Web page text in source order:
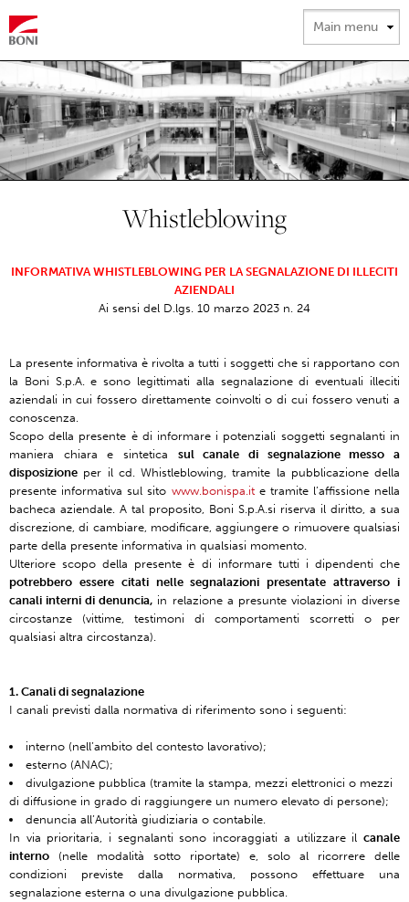
Whistleblowing
INFORMATIVA WHISTLEBLOWING PER LA SEGNALAZIONE DI ILLECITI
AZIENDALI
Ai sensi del D.lgs. 10 marzo 2023 n. 24
La presente informativa è rivolta a tutti i soggetti che si rapportano con
la Boni S.p.A. e sono legittimati alla segnalazione di eventuali illeciti
aziendali in cui fossero direttamente coinvolti o di cui fossero venuti a
conoscenza.
Scopo della presente è di informare i potenziali soggetti segnalanti in
maniera chiara e sintetica sul canale di segnalazione messo a
disposizione per il cd. Whistleblowing, tramite la pubblicazione della
presente informativa sul sito www.bonispa.ite tramite l’affissione nella
bacheca aziendale. A tal proposito, Boni S.p.A.si riserva il diritto, a sua
discrezione, di cambiare, modificare, aggiungere o rimuovere qualsiasi
parte della presente informativa in qualsiasi momento.
Ulteriore scopo della presente è di informare tutti i dipendenti che
potrebbero essere citati nelle segnalazioni presentate attraverso i
canali interni di denuncia, in relazione a presunte violazioni in diverse
circostanze (vittime, testimoni di comportamenti scorretti o per
qualsiasi altra circostanza).
1. Canali di segnalazione
I canali previsti dalla normativa di riferimento sono i seguenti:
interno (nell’ambito del contesto lavorativo);
esterno (ANAC);
divulgazione pubblica (tramite la stampa, mezzi elettronici o mezzi
di diffusione in grado di raggiungere un numero elevato di persone);
denuncia all’Autorità giudiziaria o contabile.
In via prioritaria, i segnalanti sono incoraggiati a utilizzare il canale
interno (nelle modalità sotto riportate) e, solo al ricorrere delle
condizioni previste dalla normativa, possono effettuare una
segnalazione esterna o una divulgazione pubblica.